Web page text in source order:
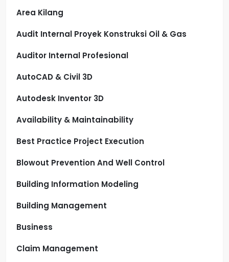
Area Kilang
Audit Internal Proyek Konstruksi Oil & Gas
Auditor Internal Profesional
AutoCAD & Civil 3D
Autodesk Inventor 3D
Availability & Maintainability
Best Practice Project Execution
Blowout Prevention And Well Control
Building Information Modeling
Building Management
Business
Claim Management